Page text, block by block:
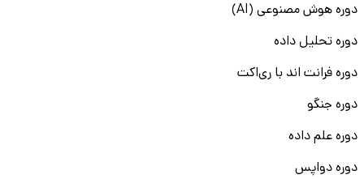
دوره هوش مصنوعی (AI)
دوره تحلیل داده
دوره فرانت اند با ری‌اکت
دوره جنگو
دوره علم داده
دوره دواپس